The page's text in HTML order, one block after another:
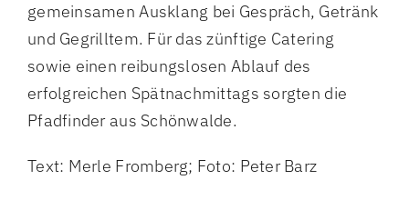
gemeinsamen Ausklang bei Gespräch, Getränk
und Gegrilltem. Für das zünftige Catering
sowie einen reibungslosen Ablauf des
erfolgreichen Spätnachmittags sorgten die
Pfadfinder aus Schönwalde.
Text: Merle Fromberg; Foto: Peter Barz